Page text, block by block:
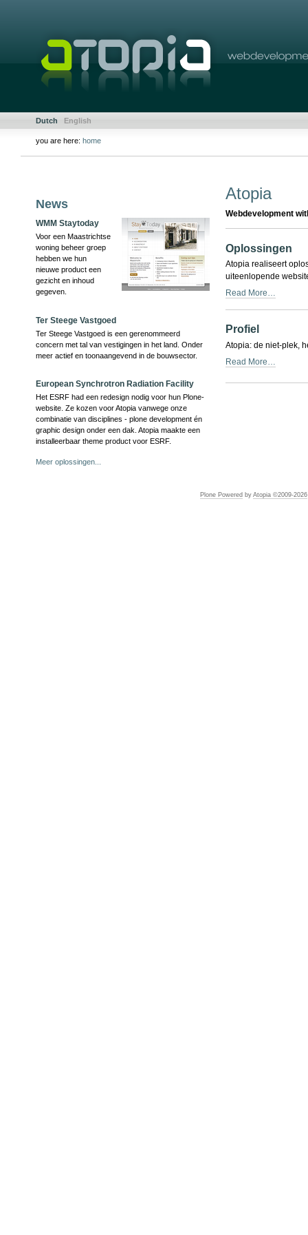
navigation
Dutch English
Personal
tools
you are here: home
News
WMM Staytoday
Voor een Maastrichtse
woning beheer groep
hebben we hun
nieuwe product een
gezicht en inhoud
gegeven.
Ter Steege Vastgoed
Ter Steege Vastgoed is een gerenommeerd
concern met tal van vestigingen in het land. Onder
meer actief en toonaangevend in de bouwsector.
European Synchrotron Radiation Facility
Het ESRF had een redesign nodig voor hun Plone-
website. Ze kozen voor Atopia vanwege onze
combinatie van disciplines - plone development én
graphic design onder een dak. Atopia maakte een
installeerbaar theme product voor ESRF.
Meer oplossingen...
Atopia
Webdevelopment
Oplossingen
Atopia realiseert
uiteenlopende
Read More…
Profiel
Atopia: de niet-plek,
Read More…
Plone Powered byAtopia ©2009-2026